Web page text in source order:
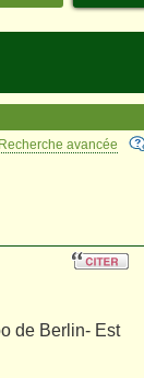
Recherche avancée
de Berlin- Est